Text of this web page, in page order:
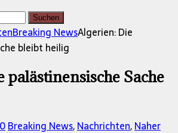
Breaking NewsAlgerien: Die
bleibt heilig
palästinensische Sache
Breaking News,Nachrichten,Naher